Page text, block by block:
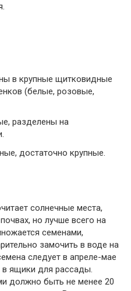
в крупные щитковидные
(белые, розовые,
разделены на
достаточно крупные.
солнечные места,
но лучше всего на
семенами,
замочить в воде на
следует в апреле-мае
в ящики для рассады.
должно быть не менее 20